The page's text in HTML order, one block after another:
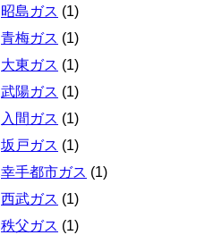
昭島ガス (1)
青梅ガス (1)
大東ガス (1)
武陽ガス (1)
入間ガス (1)
坂戸ガス (1)
幸手都市ガス (1)
西武ガス (1)
秩父ガス (1)